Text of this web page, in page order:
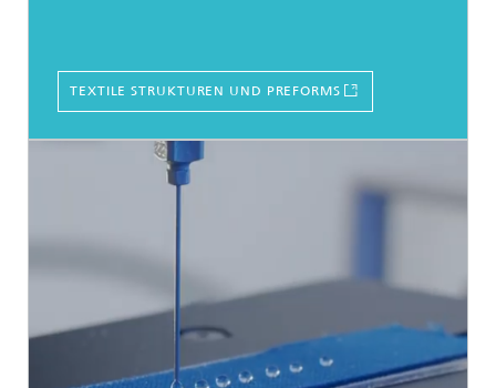
TEXTILE STRUKTUREN UND PREFORMS